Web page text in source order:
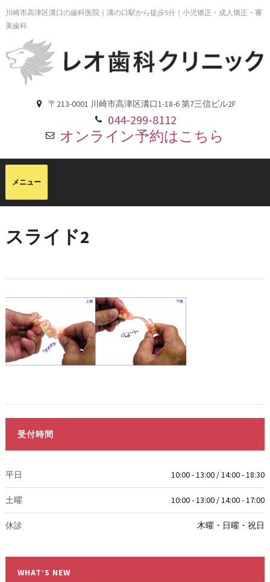
川崎市高津区溝口の歯科医院｜溝の口駅から徒歩5分｜小児矯正・成人矯正・審
美歯科
〒213-0001 川崎市高津区溝口1-18-6 第7三信ビル2F
044-299-8112
オンライン予約はこちら
スライド2
受付時間
平日 10:00 - 13:00 / 14:00 - 18:30
土曜 10:00 - 13:00 / 14:00 - 17:00
休診 木曜・日曜・祝日
WHAT’S NEW